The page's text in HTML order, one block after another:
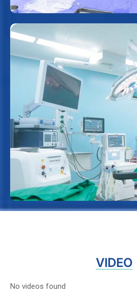
Hệ thống phòng
Trang bị đầy đủ các thiết bị y
vụ các phẫu thuật chuyên
quả.
VIDEO
No videos found